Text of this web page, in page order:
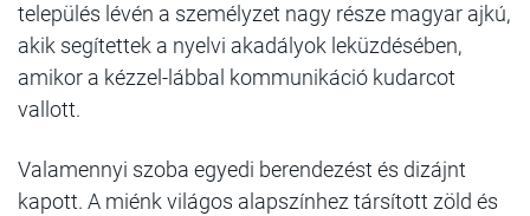
település lévén a személyzet nagy része magyar ajkú,
akik segítettek a nyelvi akadályok leküzdésében,
amikor a kézzel-lábbal kommunikáció kudarcot
vallott.
Valamennyi szoba egyedi berendezést és dizájnt
kapott. A miénk világos alapszínhez társított zöld és